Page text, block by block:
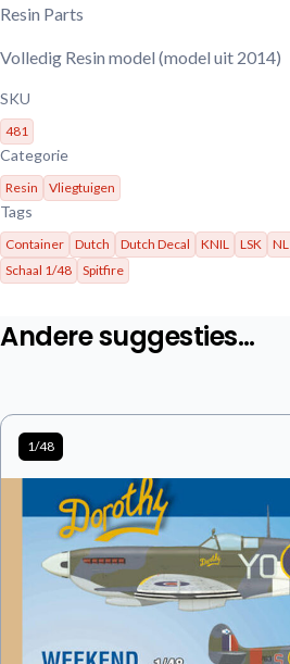
Resin Parts
Volledig Resin model (model uit 2014)
SKU
481
Categorie
Resin Vliegtuigen
Tags
Container Dutch Dutch Decal KNIL LSK NL
Schaal 1/48
Spitfire
Andere suggesties…
1/48